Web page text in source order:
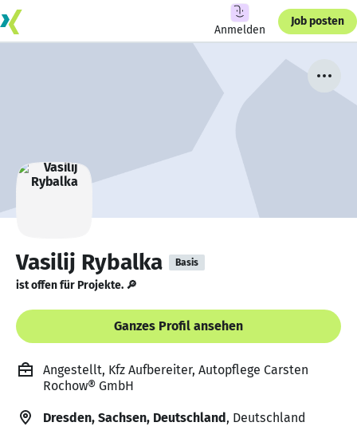
Anmelden
Job posten
Vasilij Rybalka Basis
ist offen für Projekte. 🔎
Ganzes Profil ansehen
Angestellt, Kfz Aufbereiter, Autopflege Carsten
Rochow® GmbH
Dresden, Sachsen, Deutschland, Deutschland